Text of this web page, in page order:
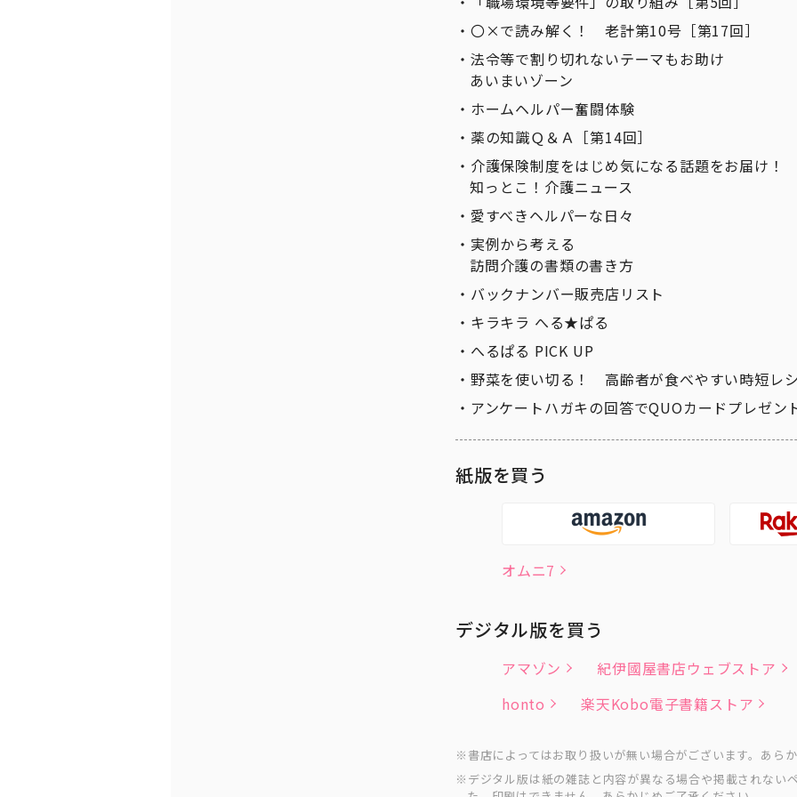
〇×で読み解く！ 老計第10号［第17回］
法令等で割り切れないテーマもお助け
あいまいゾーン
ホームヘルパー奮闘体験
薬の知識Ｑ＆Ａ［第14回］
介護保険制度をはじめ気になる話題をお届け！
知っとこ！介護ニュース
愛すべきヘルパーな日々
実例から考える
訪問介護の書類の書き方
バックナンバー販売店リスト
キラキラ へる★ぱる
へるぱる PICK UP
野菜を使い切る！ 高齢者が食べやすい時短レ
アンケートハガキの回答でQUOカードプレゼン
紙版を買う
オムニ7
デジタル版を買う
アマゾン
紀伊國屋書店ウェブストア
honto
楽天Kobo電子書籍ストア
書店によってはお取り扱いが無い場合がございます。あら
デジタル版は紙の雑誌と内容が異なる場合や掲載されない